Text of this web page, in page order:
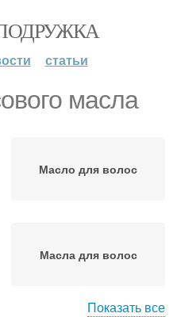
статьи
масла
Масло для волос
Масла для волос
Показать все